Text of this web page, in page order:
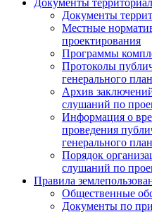
Документы
Документы
Местные
проектирования
Программы
Протоколы
генерального
Архив
слушаний по
Информация о
проведения
генерального
Порядок
слушаний по
Правила
Общественные
Документы по